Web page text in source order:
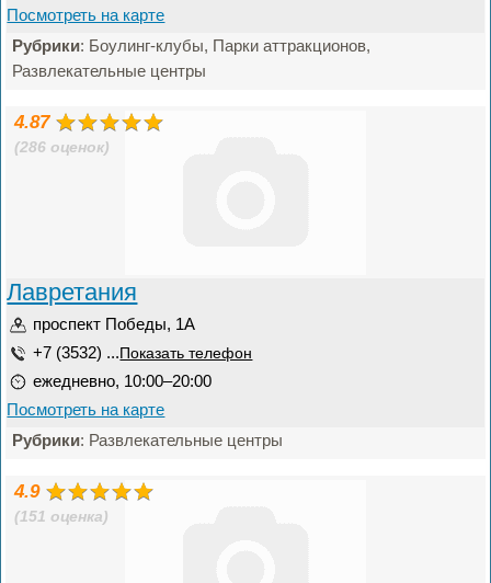
Посмотреть на карте
Рубрики: Боулинг-клубы, Парки аттракционов,
Развлекательные центры
4.87
(286 оценок)
Лавретания
проспект Победы, 1А
+7 (3532) ... Показать телефон
ежедневно, 10:00–20:00
Посмотреть на карте
Рубрики: Развлекательные центры
4.9
(151 оценка)